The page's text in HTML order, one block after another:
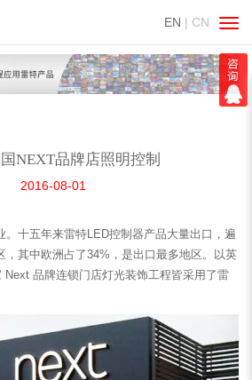
EN | CN
切
换
导
航
NEXT品牌店照明控制
2016-08-01
。十五年来雷特LED控制器产品大量出口，遍
，其中欧洲占了34%，是出口最多地区。以英
Next 品牌连锁门店灯光装饰工程皆采用了雷